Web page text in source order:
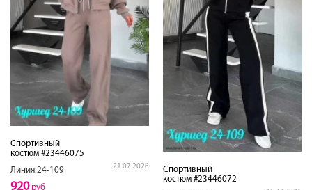
Спортивный
костюм #23446075
Линия.24-109
21.07.2026
920руб
Спортивный
костюм #23446072